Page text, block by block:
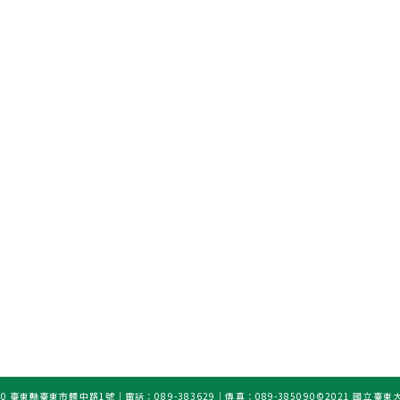
臺東縣臺東市體中路1號｜電話：089-383629｜傳真：089-385090 ©2021 國立臺東